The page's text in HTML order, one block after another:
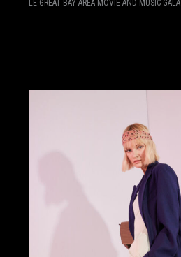
LE GREAT BAY AREA MOVIE AND MUSIC GALA.